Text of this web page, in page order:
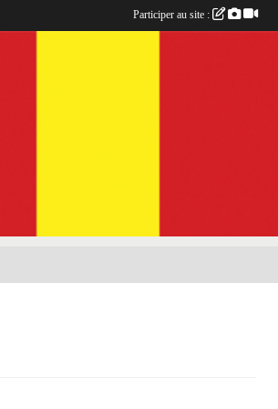
Participer au site :